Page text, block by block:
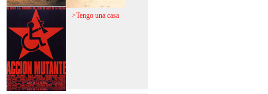
>Pasajes >Tengo una casa